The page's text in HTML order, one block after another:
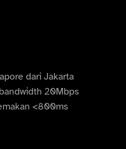
dari Jakarta
20Mbps
<800ms